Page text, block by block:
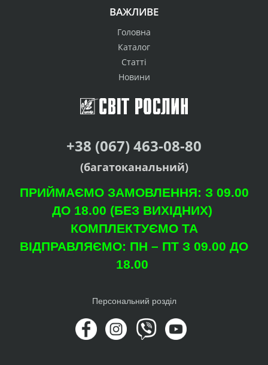
ВАЖЛИВЕ
Головна
Каталог
Статті
Новини
+38 (067) 463-08-80
(багатоканальний)
ПРИЙМАЄМО ЗАМОВЛЕННЯ: З 09.00
ДО 18.00 (БЕЗ ВИХІДНИХ)
КОМПЛЕКТУЄМО ТА
ВІДПРАВЛЯЄМО: ПН – ПТ З 09.00 ДО
18.00
Персональний розділ